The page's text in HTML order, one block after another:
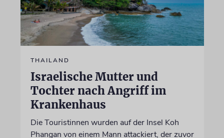
THAILAND
Israelische Mutter und
Tochter nach Angriff im
Krankenhaus
Die Touristinnen wurden auf der Insel Koh
Phangan von einem Mann attackiert, der zuvor